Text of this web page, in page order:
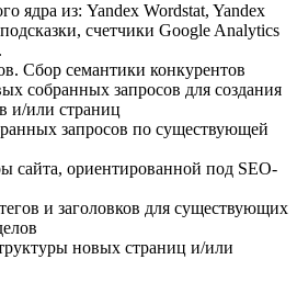
ядра из: Yandex Wordstat, Yandex
счетчики Google Analytics
Сбор семантики конкурентов
собранных запросов для создания
и/или страниц
запросов по существующей
сайта, ориентированной под SEO-
и заголовков для существующих
новых страниц и/или